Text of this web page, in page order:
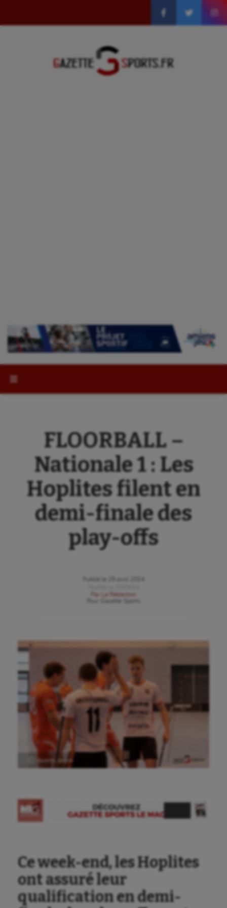
Aéronautique
FLOORBALL –
Nationale 1 : Les
Hoplites filent en
demi-finale des
play-offs
Publié le
29 avril 2024
Par
La Rédaction
Gazette Sports
Ⓒ Gazette Sports
Ce week-end, les Hoplites
ont assuré leur
qualification en demi-